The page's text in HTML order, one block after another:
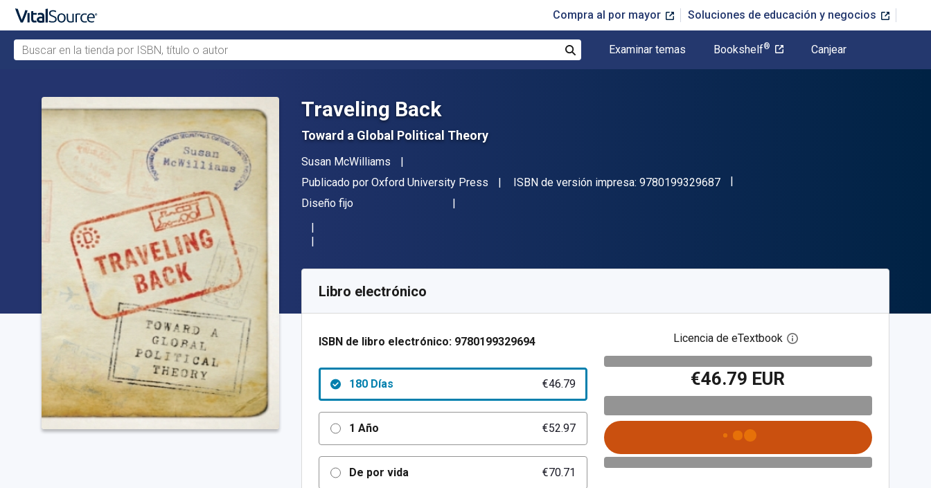
Compra al por mayor Soluciones de educación y negocios
Buscar en la tienda por ISBN, título o autor
Examinar temas Bookshelf® Canjear
Traveling Back
Toward a Global Political Theory
Autor(es)
Susan McWilliams
Editorial
Publicado por Oxford University Press ISBN de versión impresa: 9780199329687"ISBN-13 9780199329687"
Formato
Diseño fijo
Código de referencia:
Libro electrónico
ISBN de libro electrónico: 9780199329694
180 Días €46.79
1 Año €52.97
De por vida €70.71
Licencia de eTextbook Abre el cuadro de diálogo
€46.79 EUR